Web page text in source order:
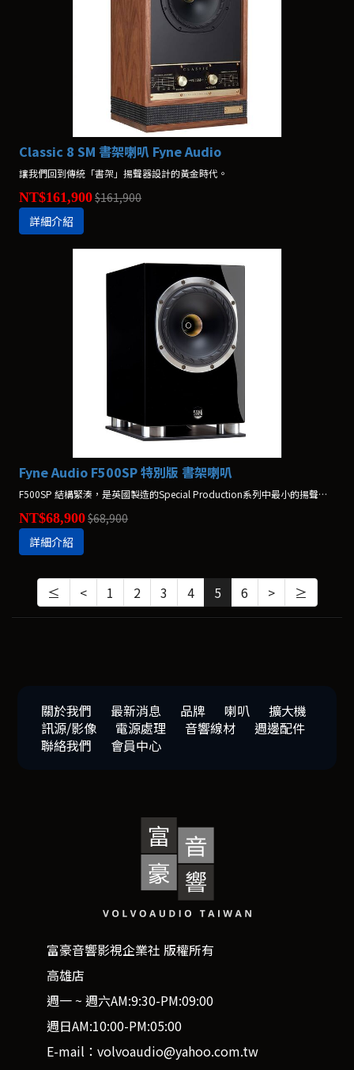
Classic 8 SM 書架喇叭 Fyne Audio
讓我們回到傳統「書架」揚聲器設計的黃金時代。
NT$161,900$161,900
詳細介紹
Fyne Audio F500SP 特別版 書架喇叭
F500SP 結構緊湊，是英國製造的Special Production系列中最小的揚聲器。*鋼琴烤漆(胡桃木)$79,000
NT$68,900$68,900
詳細介紹
≤ < 1 2 3 4 5 6 > ≥
關於我們 最新消息 品牌 喇叭
擴大機
訊源/影像
電源處理 音響線材
週邊配件
聯絡我們
會員中心
富豪音響影視企業社 版權所有
高雄店
週一 ~ 週六AM:9:30-PM:09:00
週日AM:10:00-PM:05:00
E-mail：volvoaudio@yahoo.com.tw